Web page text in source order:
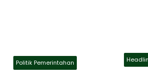
Politik Pemerintahan